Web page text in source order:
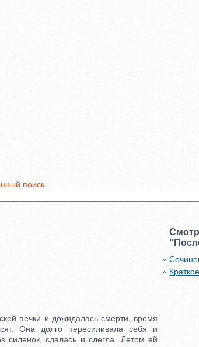
поиск
печки и дожидалась смерти, время
Она долго пересиливала себя и
силенок, сдалась и слегла. Летом ей